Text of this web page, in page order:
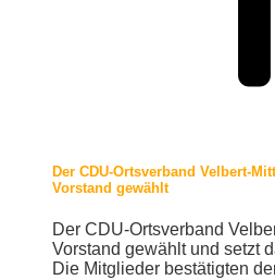
Der CDU-Ortsverband Velbert-
Vorstand gewählt
Der CDU-Ortsverband
Vorstand gewählt und setzt
Die Mitglieder bestätigten